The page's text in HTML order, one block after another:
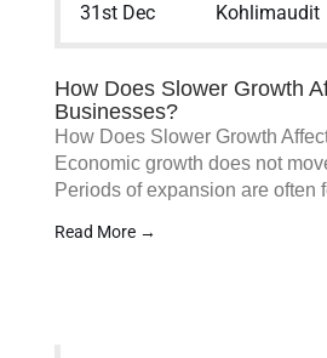
31st Dec Kohlimaudit
How Does Slower Growth
Businesses?
How Does Slower Growth
Economic growth does not
Periods of expansion are
Read More →